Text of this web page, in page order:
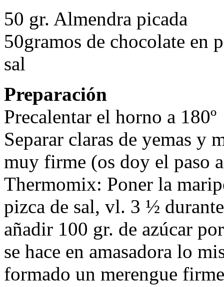
50 gr. Almendra picada
50gramos de chocolate en
sal
Preparación
Precalentar el horno a 180º
Separar claras de yemas y
muy firme (os doy el paso
Thermomix: Poner la
pizca de sal, vl. 3 ½
añadir 100 gr. de azúcar
se hace en amasadora lo
formado un merengue